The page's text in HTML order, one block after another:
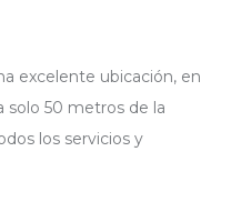
excelente ubicación, en
solo 50 metros de la
los servicios y